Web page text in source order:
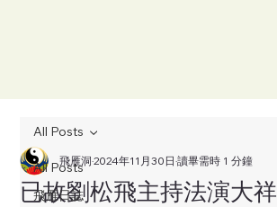
All Posts
飛雁日誌
All Posts
已故劉松飛主持法演大祥
飛雁洞2024年11月30日讀畢需時 1 分鐘